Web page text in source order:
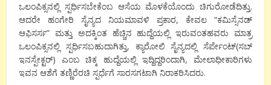
ಒಲಂಪಿಕ್ಸನಲ್ಲಿ ಸ್ಪರ್ಧಿಸಬೇಕೆಂಬ ಆಸೆಯ ಮೊಳಕೆಯೊಂದು ಚಿಗುರೋಡೆದಿತ್ತು.
ಆದರೇ ಹಂಗೇರಿ ಸೈನ್ಯದ ನಿಯಮಾವಳಿ ಪ್ರಕಾರ, ಕೇವಲ “ಕಮಿಸ್ಸೆನಡ್
ಆಫಿಸರ್ಸ” ಮತ್ತು ಅದಕ್ಕಿಂತ ಹೆಚ್ಚಿನ ಹುದ್ದೆಯಲ್ಲಿ ಇರುವಂತಹವರು ಮಾತ್ರ
ಒಲಂಪಿಕ್ಸನಲ್ಲಿ ಸ್ಪರ್ಧಿಸಬಹುದಾಗಿತ್ತು, ಕ್ಯಾರೋಲಿ ಸೈನ್ಯದಲ್ಲಿ ಸೆರ್ಪೇಂಟ್(ಸಬ್
ಇನಸ್ಪೇಕ್ಟರ್) ಎಂಬ ಚಿಕ್ಕ ಹುದ್ದೆಯಲ್ಲಿ ಇದ್ದಿದ್ದರಿಂದಾಗಿ, ಮೇಲಾಧೀಕಾರಿಗಳು
ಇವನ ಆಶೆಗೆ ತಣ್ಣಿರೆರಚಿ ಸ್ಪರ್ಧೆಗೆ ಸಾರಸಗಟಾಗಿ ನಿರಾಕರಿಸಿದರು.